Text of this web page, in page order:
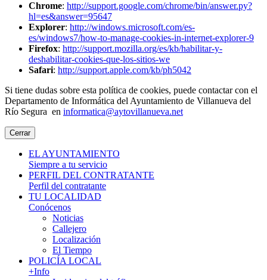
Chrome: http://support.google.com/chrome/bin/answer.py?
hl=es&answer=95647
Explorer: http://windows.microsoft.com/es-
es/windows7/how-to-manage-cookies-in-internet-explorer-9
Firefox: http://support.mozilla.org/es/kb/habilitar-y-
deshabilitar-cookies-que-los-sitios-we
Safari: http://support.apple.com/kb/ph5042
Si tiene dudas sobre esta política de cookies, puede contactar con el
Departamento de Informática del Ayuntamiento de Villanueva del
Río Segura en informatica@aytovillanueva.net
Cerrar
EL AYUNTAMIENTO
Siempre a tu servicio
PERFIL DEL CONTRATANTE
Perfil del contratante
TU LOCALIDAD
Conócenos
Noticias
Callejero
Localización
El Tiempo
POLICÍA LOCAL
+Info